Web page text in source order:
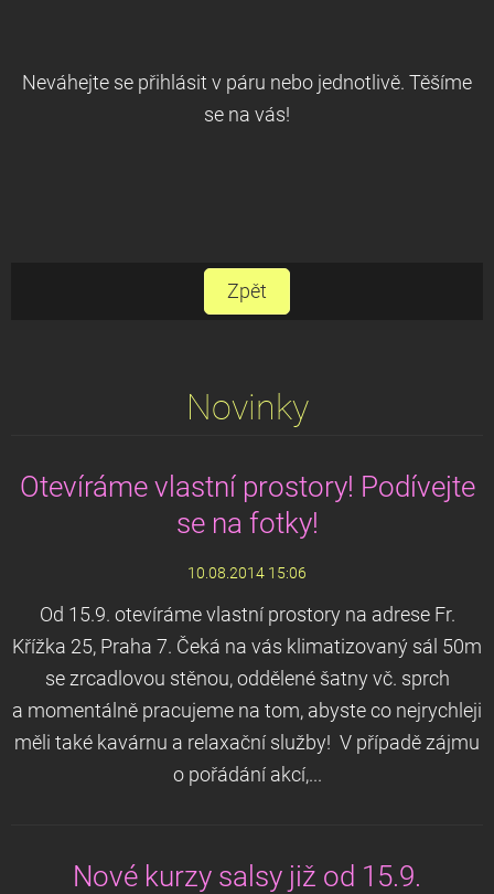
Neváhejte se přihlásit v páru nebo jednotlivě. Těšíme
se na vás!
Zpět
Novinky
Otevíráme vlastní prostory! Podívejte
se na fotky!
10.08.2014 15:06
Od 15.9. otevíráme vlastní prostory na adrese Fr.
Křížka 25, Praha 7. Čeká na vás klimatizovaný sál 50m
se zrcadlovou stěnou, oddělené šatny vč. sprch
a momentálně pracujeme na tom, abyste co nejrychleji
měli také kavárnu a relaxační služby! V případě zájmu
o pořádání akcí,...
Nové kurzy salsy již od 15.9.